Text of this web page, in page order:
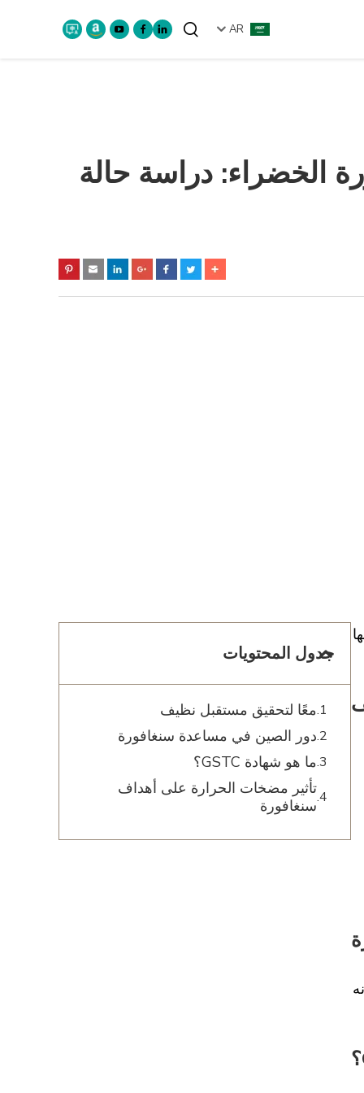
AR
دراسة حالة
جدول المحتويات
معًا لتحقيق مستقبل نظيف
دور الصين في مساعدة سنغافورة
ما هو شهادة GSTC؟
تأثير مضخات الحرارة على أهداف
سنغافورة